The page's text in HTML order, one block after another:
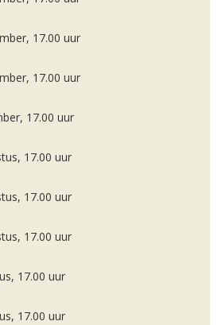
17.00 uur
17.00 uur
17.00 uur
17.00 uur
17.00 uur
17.00 uur
17.00 uur
17.00 uur